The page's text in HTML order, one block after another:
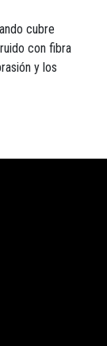
cubre
con fibra
y los